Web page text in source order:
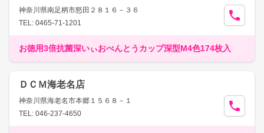
神奈川県南足柄市怒田２８１６－３６
TEL: 0465-71-1201
お徳用3倍抗菌深いぃおべんとうカップ深型M4色174枚入
ＤＣＭ海老名店
神奈川県海老名市本郷１５６８－１
TEL: 046-237-4650